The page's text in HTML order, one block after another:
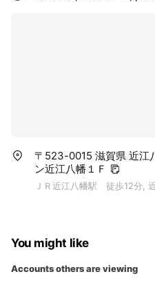
〒523-0015 滋賀県 近江
ン近江八幡１Ｆ
ＪＲ近江八幡駅 徒歩12分,
You might like
Accounts others are viewing